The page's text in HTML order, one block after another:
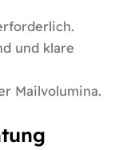
und klare
Mailvolumina.